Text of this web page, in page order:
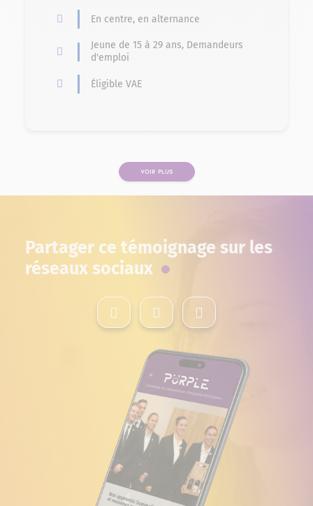
En centre, en alternance
Jeune de 15 à 29 ans, Demandeurs
d'emploi
Éligible VAE
VOIR PLUS
Partager ce témoignage sur les
réseaux sociaux